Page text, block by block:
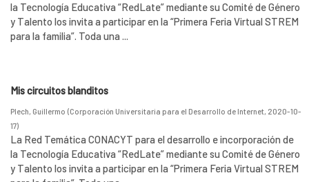
la Tecnología Educativa “RedLate” mediante su Comité de Género
y Talento los invita a participar en la “Primera Feria Virtual STREM
para la familia”. Toda una ...
Mis circuitos blanditos
Plech, Guillermo (Corporación Universitaria para el Desarrollo de Internet, 2020-10-
17)
La Red Temática CONACYT para el desarrollo e incorporación de
la Tecnología Educativa “RedLate” mediante su Comité de Género
y Talento los invita a participar en la “Primera Feria Virtual STREM